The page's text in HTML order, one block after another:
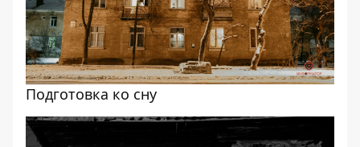
Подготовка ко сну